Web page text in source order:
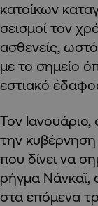
κατοίκων
σεισμοί τον
ασθενείς,
με το σημείο
εστιακό
Τον
την
που δίνει να
ρήγμα Νάνκαϊ,
στα επόμενα